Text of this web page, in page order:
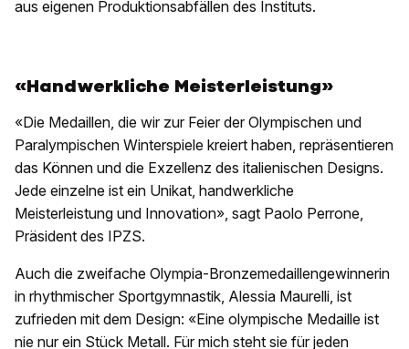
aus eigenen Produktionsabfällen des Instituts.
«Handwerkliche Meisterleistung»
«Die Medaillen, die wir zur Feier der Olympischen und
Paralympischen Winterspiele kreiert haben, repräsentieren
das Können und die Exzellenz des italienischen Designs.
Jede einzelne ist ein Unikat, handwerkliche
Meisterleistung und Innovation», sagt Paolo Perrone,
Präsident des IPZS.
Auch die zweifache Olympia-Bronzemedaillengewinnerin
in rhythmischer Sportgymnastik, Alessia Maurelli, ist
zufrieden mit dem Design: «Eine olympische Medaille ist
nie nur ein Stück Metall. Für mich steht sie für jeden